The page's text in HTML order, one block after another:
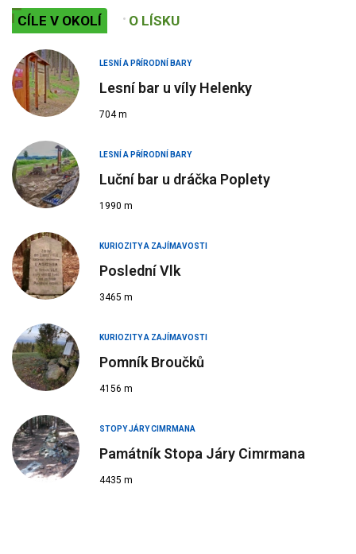
CÍLE V OKOLÍ O LÍSKU
LESNÍ A PŘÍRODNÍ BARY
Lesní bar u víly Helenky
704 m
LESNÍ A PŘÍRODNÍ BARY
Luční bar u dráčka Poplety
1990 m
KURIOZITY A ZAJÍMAVOSTI
Poslední Vlk
3465 m
KURIOZITY A ZAJÍMAVOSTI
Pomník Broučků
4156 m
STOPY JÁRY CIMRMANA
Památník Stopa Járy Cimrmana
4435 m